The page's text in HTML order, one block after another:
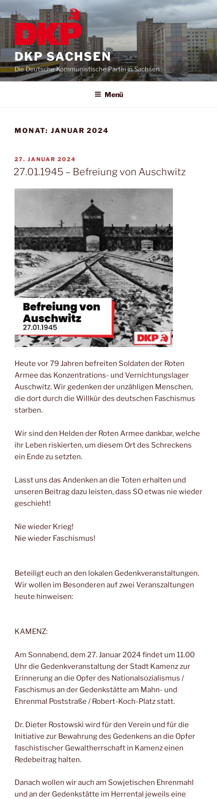
DKP SACHSEN
Die Deutsche Kommunistische Partei in Sachsen
Menü
MONAT: JANUAR 2024
27. JANUAR 2024
27.01.1945 – Befreiung von Auschwitz
Heute vor 79 Jahren befreiten Soldaten der Roten
Armee das Konzentrations- und Vernichtungslager
Auschwitz. Wir gedenken der unzähligen Menschen,
die dort durch die Willkür des deutschen Faschismus
starben.
Wir sind den Helden der Roten Armee dankbar, welche
ihr Leben riskierten, um diesem Ort des Schreckens
ein Ende zu setzten.
Lasst uns das Andenken an die Toten erhalten und
unseren Beitrag dazu leisten, dass SO etwas nie wieder
geschieht!
Nie wieder Krieg!
Nie wieder Faschismus!
Beteiligt euch an den lokalen Gedenkveranstaltungen.
Wir wollen im Besonderen auf zwei Veranszaltungen
heute hinweisen:
KAMENZ:
Am Sonnabend, dem 27. Januar 2024 findet um 11.00
Uhr die Gedenkveranstaltung der Stadt Kamenz zur
Erinnerung an die Opfer des Nationalsozialismus /
Faschismus an der Gedenkstätte am Mahn- und
Ehrenmal Poststraße / Robert-Koch-Platz statt.
Dr. Dieter Rostowski wird für den Verein und für die
Initiative zur Bewahrung des Gedenkens an die Opfer
faschistischer Gewaltherrschaft in Kamenz einen
Redebeitrag halten.
Danach wollen wir auch am Sowjetischen Ehrenmahl
und an der Gedenkstätte im Herrental jeweils eine